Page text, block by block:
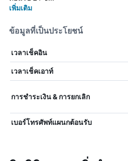
เพิ่มเติม
ข้อมูลที่เป็นประโยชน์
เวลาเช็คอิน
เวลาเช็คเอาท์
การชำระเงิน & การยกเลิก
เบอร์โทรศัพท์แผนกต้อนรับ